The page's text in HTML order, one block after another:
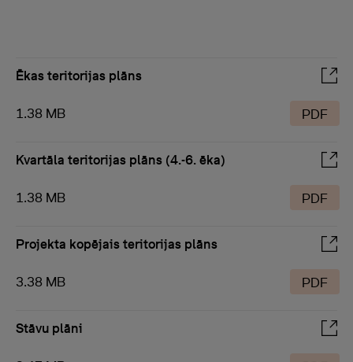
Ēkas teritorijas plāns
1.38 MB PDF
Kvartāla teritorijas plāns (4.-6. ēka)
1.38 MB PDF
Projekta kopējais teritorijas plāns
3.38 MB PDF
Stāvu plāni